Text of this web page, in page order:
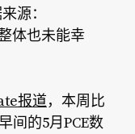
源：
体也未能幸
报道，本周比
间的5月PCE数